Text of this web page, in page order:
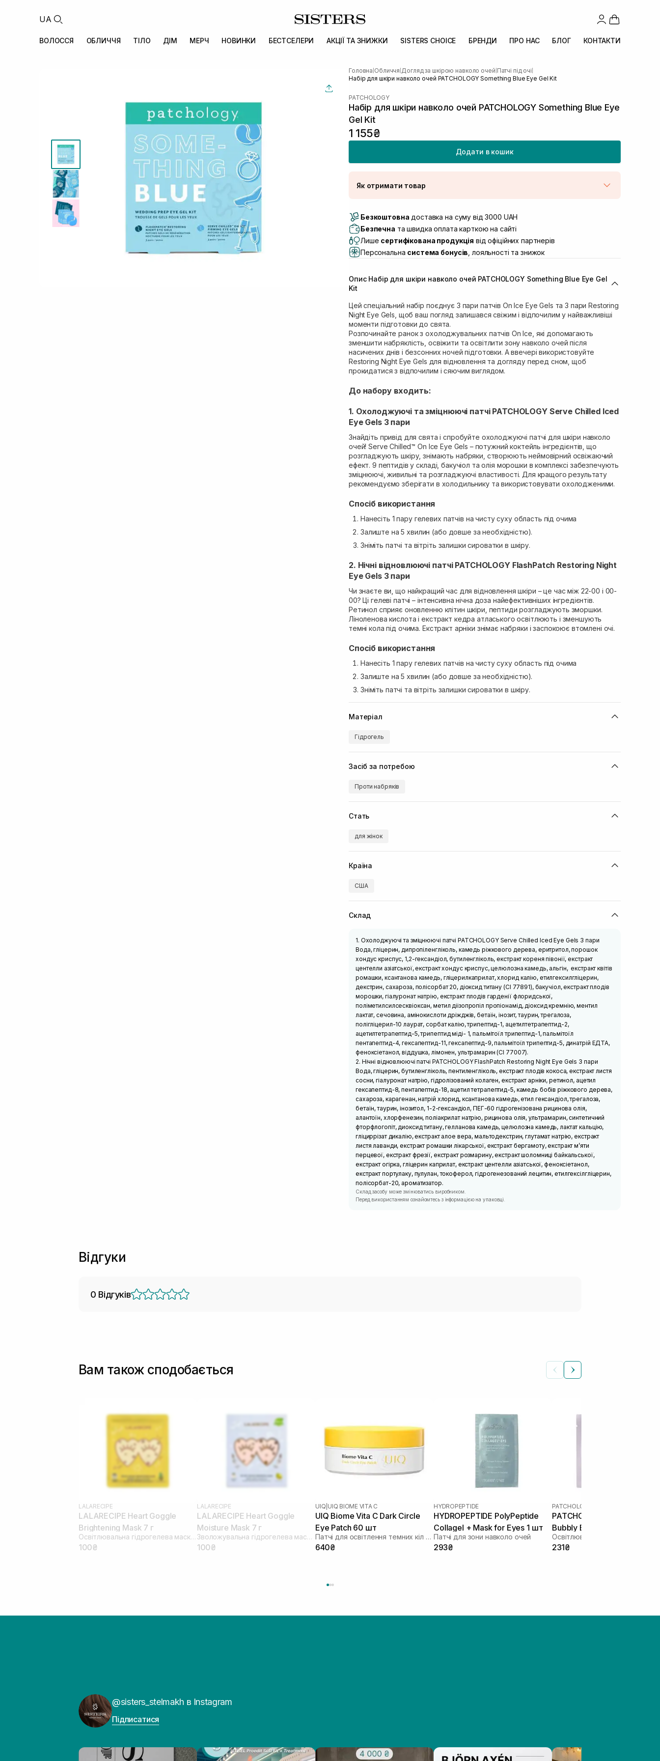
UA
ВОЛОССЯ ОБЛИЧЧЯ ТІЛО ДІМ МЕРЧ НОВИНКИ БЕСТСЕЛЕРИ АКЦІЇ ТА ЗНИЖКИ SISTERS CHOICE БРЕНДИ ПРО НАС БЛОГ КОНТАКТИ
Головна Обличчя Догляд за шкірою навколо очей Патчі під очі
Набір для шкіри навколо очей PATCHOLOGY Something Blue Eye Gel Kit
PATCHOLOGY
Набір для шкіри навколо очей PATCHOLOGY Something Blue Eye
Gel Kit
1 155₴
Додати в кошик
Як отримати товар
Самовивіз м. Луцьк, вул. Винниченка 4
Самовивіз м. Львів, вул. Академіка Підстригача, 1В (Duck’s
Самовивіз м. Львів, вул. Івана Франка 36
Самовивіз м. Львів, вул. Степана Бандери 45 Немає в наявності!
Самовивіз м. Рівне, вул. Кулика і Гудачека 23 (ТЦ
Немає в наявності!
Безкоштовна доставка на суму від 3000 UAH
Безпечна та швидка оплата карткою на сайті
Лише сертифікована продукція від офіційних партнерів
Персональна система бонусів , лояльності та знижок
Опис Набір для шкіри навколо очей PATCHOLOGY Something Blue Eye Gel
Kit
Цей спеціальний набір поєднує 3 пари патчів On Ice Eye Gels та 3 пари Restoring
Night Eye Gels, щоб ваш погляд залишався свіжим і відпочилим у найважливіші
моменти підготовки до свята.
Розпочинайте ранок з охолоджувальних патчів On Ice, які допомагають
зменшити набряклість, освіжити та освітлити зону навколо очей після
насичених днів і безсонних ночей підготовки. А ввечері використовуйте
Restoring Night Eye Gels для відновлення та догляду перед сном, щоб
прокидатися з відпочилим і сяючим виглядом.
До набору входить:
1. Охолоджуючі та зміцнюючі патчі PATCHOLOGY Serve Chilled Iced
Eye Gels 3 пари
Знайдіть привід для свята і спробуйте охолоджуючі патчі для шкіри навколо
очей! Serve Chilled™ On Ice Eye Gels – потужний коктейль інгредієнтів, що
розгладжують шкіру, знімають набряки, створюють неймовірний освіжаючий
ефект. 9 пептидів у складі, бакучіол та олія морошки в комплексі забезпечують
зміцнюючі, живильні та розгладжуючі властивості. Для кращого результату
рекомендуємо зберігати в холодильнику та використовувати охолодженими.
Спосіб використання
Нанесіть 1 пару гелевих патчів на чисту суху область під очима
Залиште на 5 хвилин (або довше за необхідністю).
Зніміть патчі та вітріть залишки сироватки в шкіру.
2. Нічні відновлюючі патчі PATCHOLOGY FlashPatch Restoring Night
Eye Gels 3 пари
Чи знаєте ви, що найкращий час для відновлення шкіри – це час між 22-00 і 00-
00? Ці гелеві патчі – інтенсивна нічна доза найефективніших інгредієнтів.
Ретинол сприяє оновленню клітин шкіри, пептиди розгладжують зморшки.
Ліноленова кислота і екстракт кедра атласького освітлюють і зменшують
темні кола під очима. Екстракт арніки знімає набряки і заспокоює втомлені очі.
Спосіб використання
Нанесіть 1 пару гелевих патчів на чисту суху область під очима
Залиште на 5 хвилин (або довше за необхідністю).
Зніміть патчі та вітріть залишки сироватки в шкіру.
Матеріал
Гідрогель
Засіб за потребою
Проти набряків
Стать
для жінок
Країна
США
Склад
1. Охолоджуючі та зміцнюючі патчі PATCHOLOGY Serve Chilled Iced Eye Gels 3 пари
Вода, гліцерин, дипропіленгліколь, камедь ріжкового дерева, еритритол, порошок
хондус криспус, 1,2-гександіол, бутиленгліколь, екстракт кореня півонії, екстракт
центелли азіатської, екстракт хондус криспус, целюлозна камедь, альгін, екстракт квітів
ромашки, ксантанова камедь, гліцерилкаприлат, хлорид калію, етилгексилгліцерин,
декстрин, сахароза, полісорбат 20, діоксид титану (CI 77891), бакучіол, екстракт плодів
морошки, гіалуронат натрію, екстракт плодів гарденії флоридської,
поліметилсилсесквіоксан, метил діізопропіл пропіонамід, діоксид кремнію, ментил
лактат, сечовина, амінокислоти дріжджів, бетаїн, інозит, таурин, трегалоза,
полігліцерил-10 лаурат, сорбат калію, трипептид-1, ацетилтетрапептид-2,
ацетилтетрапептид-5, трипептид міді- 1, пальмітоїл трипептид-1, пальмітоїл
пентапептид-4, гексапептид-11, гексапептид-9, пальмітоїл трипептид-5, динатрій ЕДТА,
феноксіетанол, віддушка, лімонен, ультрамарин (CI 77007).
2. Нічні відновлюючі патчі PATCHOLOGY FlashPatch Restoring Night Eye Gels 3 пари
Вода, гліцерин, бутиленгліколь, пентиленгліколь, екстракт плодів кокоса, екстракт листя
сосни, гіалуронат натрію, гідролізований колаген, екстракт арніки, ретинол, ацетил
гексапептид-8, пентапептид-18, ацетил тетрапептид-5, камедь бобів ріжкового дерева,
сахароза, карагенан, натрій хлорид, ксантанова камедь, етил гександіол, трегалоза,
бетаїн, таурин, інозитол, 1-2-гександіол, ПЕГ-60 гідрогенізована рицинова олія,
алантоїн, хлорфенезин, поліакрилат натрію, рицинова олія, ультрамарин, синтетичний
фторфлогопіт, диоксид титану, гелланова камедь, целюлозна камедь, лактат кальцію,
гліциррізат дикалію, екстракт алое вера, мальтодекстрин, глутамат натрію, екстракт
листя лаванди, екстракт ромашки лікарської, екстракт бергамоту, екстракт м’яти
перцевої, екстракт фрезії, екстракт розмарину, екстракт шоломниці байкальської,
екстракт огірка, гліцерин каприлат, екстракт центелли азіатської, феноксіетанол,
екстракт портулаку, пулулан, токоферол, гідрогенезований лецитин, етилгексілгліцерин,
полісорбат-20, ароматизатор.
Склад засобу може змінюватись виробником.
Перед використанням ознайомтесь з інформацією на упаковці.
Відгуки
0 Відгуків
Вам також сподобається
LALARECIPE
LALARECIPE Heart Goggle
Brightening Mask 7 г
Освітлювальна гідрогелева маска для шкіри навколо очей
100₴
LALARECIPE
LALARECIPE Heart Goggle
Moisture Mask 7 г
Зволожувальна гідрогелева маска для шкіри навколо очей
100₴
UIQ UIQ BIOME VITA C
UIQ Biome Vita C Dark Circle
Eye Patch 60 шт
Патчі для освітлення темних кіл під очима
640₴
HYDROPEPTIDE
HYDROPEPTIDE PolyPeptide
Collagel + Mask for Eyes 1 шт
Патчі для зони навколо очей
293₴
PATCHOLOGY
PATCHOLOGY Serve Chilled
Bubbly Eye Gels 1 пара
Освітлювальні патчі
231₴
@sisters_stelmakh в Instagram
Підписатися